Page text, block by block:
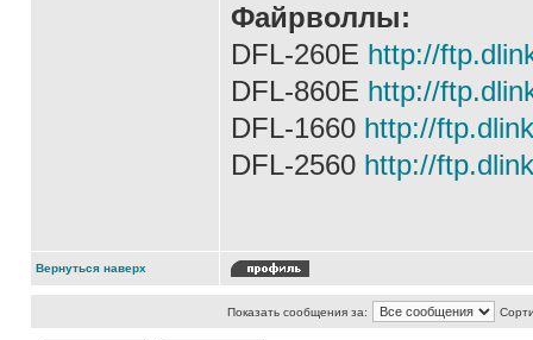
Файрволлы:
DFL-260E http://
DFL-860E http://
DFL-1660 http://
DFL-2560 http://
Вернуться наверх
Показать сообщения за: